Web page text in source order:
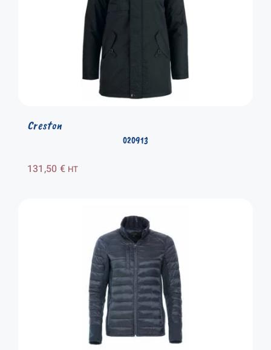
020913
Creston
131,50 € HT